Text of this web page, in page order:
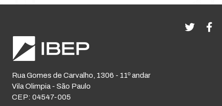
Rua Gomes de Carvalho, 1306 - 11º andar
Vila Olimpia - São Paulo
CEP: 04547-005